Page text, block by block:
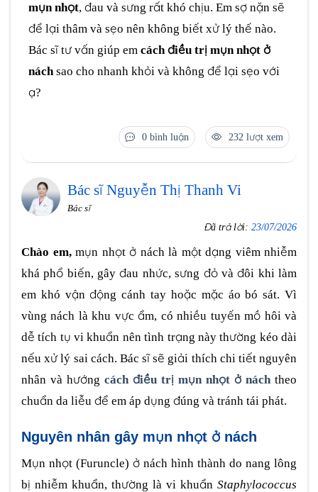
mụn nhọt, đau và sưng rất khó chịu. Em sợ nặn sẽ
để lại thâm và sẹo nên không biết xử lý thế nào.
Bác sĩ tư vấn giúp em cách điều trị mụn nhọt ở
náchsao cho nhanh khỏi và không để lại sẹo với
ạ?
0 bình luận 232 lượt xem
Bác sĩ Nguyễn Thị Thanh Vi
Bác sĩ
Đã trả lời: 23/07/2026
Chào em, mụn nhọt ở nách là một dạng viêm nhiễm
khá phổ biến, gây đau nhức, sưng đỏ và đôi khi làm
em khó vận động cánh tay hoặc mặc áo bó sát. Vì
vùng nách là khu vực ẩm, có nhiều tuyến mồ hôi và
dễ tích tụ vi khuẩn nên tình trạng này thường kéo dài
nếu xử lý sai cách. Bác sĩ sẽ giải thích chi tiết nguyên
nhân và hướng cách điều trị mụn nhọt ở náchtheo
chuẩn da liễu để em áp dụng đúng và tránh tái phát.
Nguyên nhân gây mụn nhọt ở nách
Mụn nhọt (Furuncle) ở nách hình thành do nang lông
bị nhiễm khuẩn, thường là vi khuẩn Staphylococcus